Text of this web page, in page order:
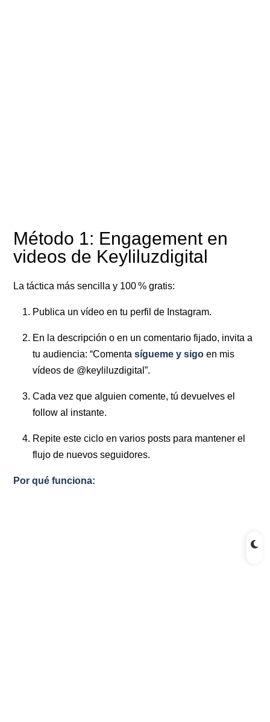
Método 1: Engagement en
videos de Keyliluzdigital
La táctica más sencilla y 100 % gratis:
Publica un vídeo en tu perfil de Instagram.
En la descripción o en un comentario fijado, invita a
tu audiencia: “Comenta sígueme y sigo en mis
vídeos de @keyliluzdigital”.
Cada vez que alguien comente, tú devuelves el
follow al instante.
Repite este ciclo en varios posts para mantener el
flujo de nuevos seguidores.
Por qué funciona: